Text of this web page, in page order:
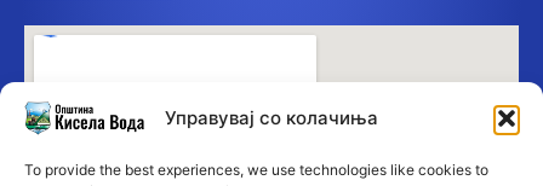
Управувај со колачиња
To provide the best experiences, we use technologies like cookies to